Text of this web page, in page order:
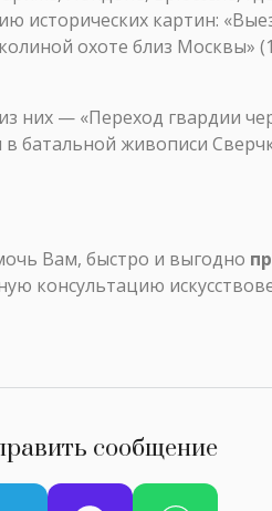
исторических картин:
охоте близ Москвы»
них — «Переход гвардии
батальной живописи
Вам, быстро и выгодно
консультацию
сообщение